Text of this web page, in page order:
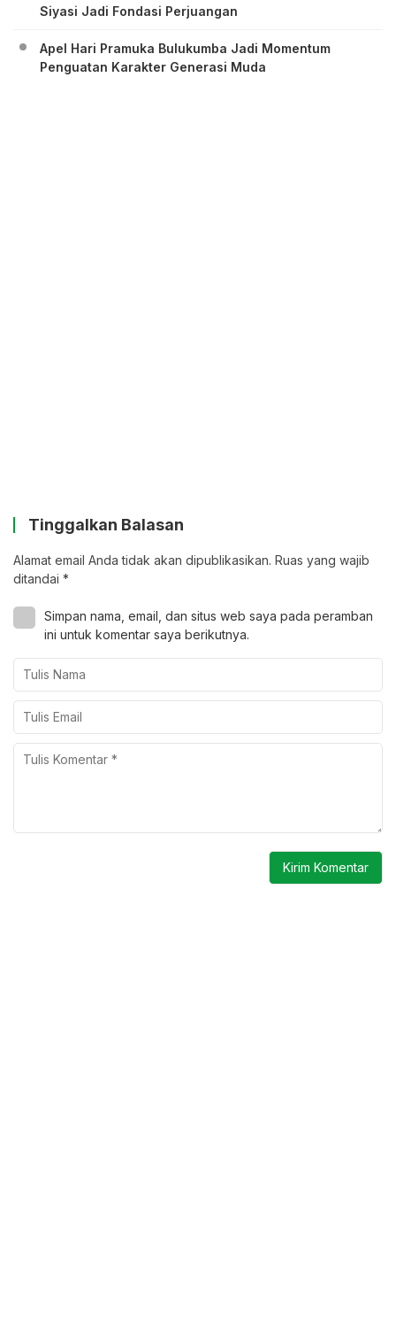
Siyasi Jadi Fondasi Perjuangan
Apel Hari Pramuka Bulukumba Jadi Momentum
Penguatan Karakter Generasi Muda
Tinggalkan Balasan
Alamat email Anda tidak akan dipublikasikan. Ruas yang wajib
ditandai *
Simpan nama, email, dan situs web saya pada peramban
ini untuk komentar saya berikutnya.